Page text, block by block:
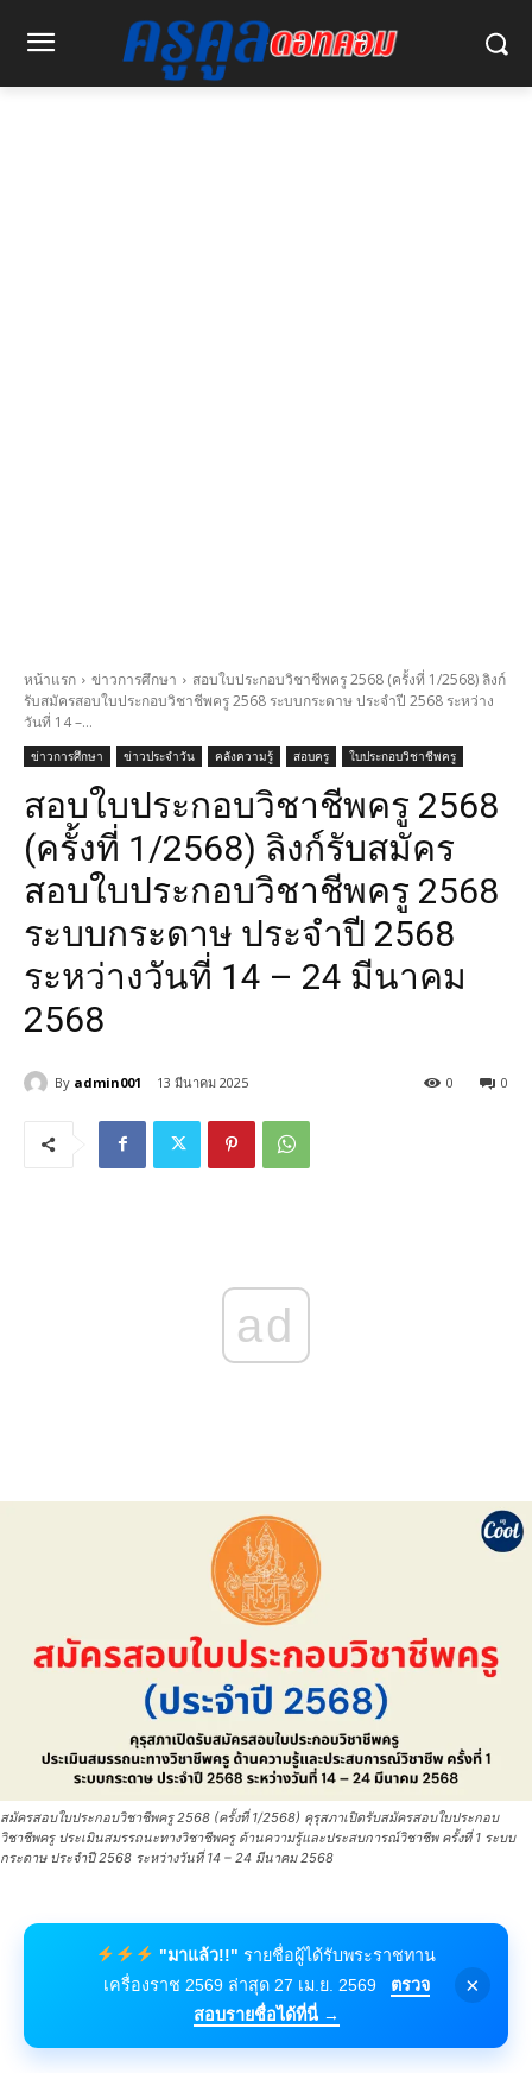
หน้าแรก ข่าวการศึกษา
สอบใบประกอบวิชาชีพครู 2568 (ครั้งที่ 1/2568) ลิงก์
รับสมัครสอบใบประกอบวิชาชีพครู 2568 ระบบกระดาษ ประจำปี 2568 ระหว่าง
วันที่ 14 –...
ข่าวการศึกษา ข่าวประจำวัน คลังความรู้ สอบครู ใบประกอบวิชาชีพครู
สอบใบประกอบวิชาชีพครู 2568
(ครั้งที่ 1/2568) ลิงก์รับสมัคร
สอบใบประกอบวิชาชีพครู 2568
ระบบกระดาษ ประจำปี 2568
ระหว่างวันที่ 14 – 24 มีนาคม
2568
By admin001 13 มีนาคม 2025 0
0
ad
สมัครสอบใบประกอบวิชาชีพครู 2568 (ครั้งที่ 1/2568) คุรุสภาเปิดรับสมัครสอบใบประกอบ
วิชาชีพครู ประเมินสมรรถนะทางวิชาชีพครู ด้านความรู้และประสบการณ์วิชาชีพ ครั้งที่ 1 ระบบ
กระดาษ ประจำปี 2568 ระหว่างวันที่ 14 – 24 มีนาคม 2568
"มาแล้ว!!" รายชื่อผู้ได้รับพระราชทาน
เครื่องราช 2569 ล่าสุด 27 เม.ย. 2569
ตรวจ
สอบรายชื่อได้ที่นี่ →
×